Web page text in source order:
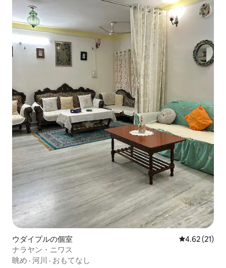
ウダイプルの個室 レビュー21
4.62 (21)
ナラヤン・ニワス
眺め · 河川 · おもてなし